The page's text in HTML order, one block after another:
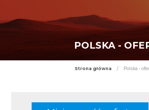
POLSKA -
Strona główna /
Polska -